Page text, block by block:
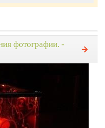
фотографии. -